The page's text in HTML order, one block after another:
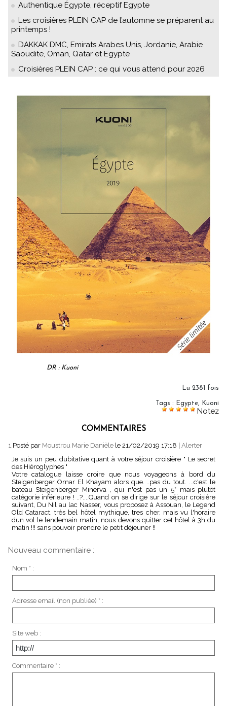
Authentique Égypte, réceptif Egypte
Les croisières PLEIN CAP de l’automne se préparent au
printemps !
DAKKAK DMC, Emirats Arabes Unis, Jordanie, Arabie
Saoudite, Oman, Qatar et Egypte
Croisières PLEIN CAP : ce qui vous attend pour 2026
DR : Kuoni
Lu 2381 fois
Tags : Egypte, Kuoni
Notez
COMMENTAIRES
1.Posté par Moustrou Marie Danièle le 21/02/2019 17:18
Alerter
Je suis un peu dubitative quant à votre séjour croisière " Le secret
des Hiéroglyphes "
Votre catalogue laisse croire que nous voyageons à bord du
Steigenberger Omar El Khayam alors que. ..pas du tout. ...c'est le
bateau Steigenberger Minerva , qui n'est pas un 5* mais plutôt
catégorie inférieure ! ..?....Quand on se dirige sur le séjour croisière
suivant, Du Nil au lac Nasser, vous proposez à Assouan, le Legend
Old Cataract, très bel hôtel mythique, tres cher, mais vu l'horaire
dun vol le lendemain matin, nous devons quitter cet hôtel à 3h du
matin !!! sans pouvoir prendre le petit déjeuner !!
Nouveau commentaire :
Nom * :
Adresse email (non publiée) * :
Site web :
Commentaire * :